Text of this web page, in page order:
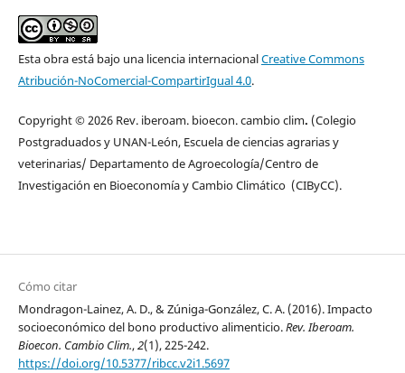
Esta obra está bajo una licencia internacionalCreative Commons
Atribución-NoComercial-CompartirIgual 4.0.
Copyright © 2026 Rev. iberoam. bioecon. cambio clim. (Colegio
Postgraduados y UNAN-León, Escuela de ciencias agrarias y
veterinarias/ Departamento de Agroecología/Centro de
Investigación en Bioeconomía y Cambio Climático (CIByCC).
Cómo citar
Mondragon-Lainez, A. D., & Zúniga-González, C. A. (2016). Impacto
socioeconómico del bono productivo alimenticio.Rev. Iberoam.
Bioecon. Cambio Clim.,2(1), 225-242.
https://doi.org/10.5377/ribcc.v2i1.5697